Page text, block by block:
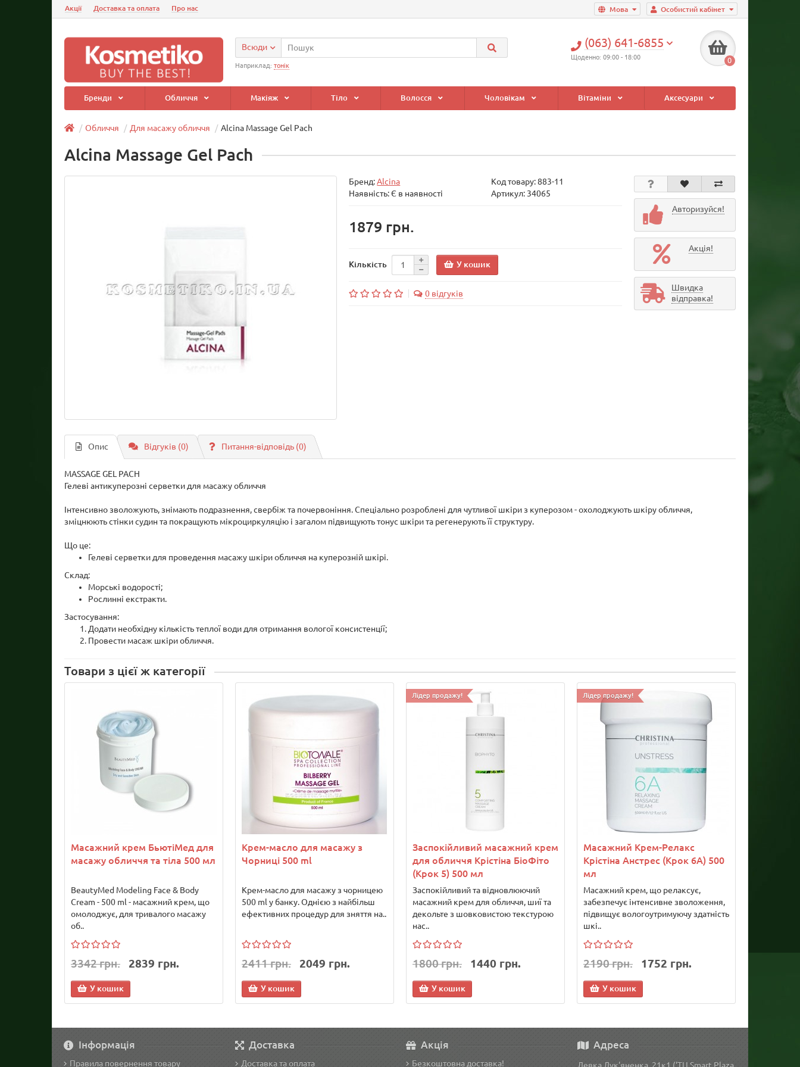
Особистий кабінет
Мова
Акції Доставка та оплата Про нас
(063) 641-6855
Щоденно: 09:00 - 18:00 0
Всюди
Наприклад: тонік
Бренди Обличчя Макіяж Тіло Волосся Чоловікам Вітаміни Аксесуари
Обличчя Для масажу обличчя Alcina Massage Gel Pach
Alcina Massage Gel Pach
Бренд:Alcina Код товару:883-11
Наявність: Є в наявності
Артикул: 34065
1879 грн.
Кількість У кошик
0 відгуків
Авторизуйся!
Акція!
Швидка
відправка!
Опис Відгуків (0) Питання-відповідь (0)
MASSAGE GEL PACH
Гелеві антикуперозні серветки для масажу обличчя
Інтенсивно зволожують, знімають подразнення, свербіж та почервоніння. Спеціально розроблені для чутливої шкіри з куперозом - охолоджують шкіру обличчя,
зміцнюють стінки судин та покращують мікроциркуляцію і загалом підвищують тонус шкіри та регенерують її структуру.
Що це:
Гелеві серветки для проведення масажу шкіри обличчя на куперозній шкірі.
Склад:
Морські водорості;
Рослинні екстракти.
Застосування:
Додати необхідну кількість теплої води для отримання вологої консистенції;
Провести масаж шкіри обличчя.
Товари з цієї ж категорії
Масажний крем БьютіМед для
масажу обличчя та тіла 500 мл
BeautyMed Modeling Face & Body
Cream - 500 ml - масажний крем, що
омолоджує, для тривалого масажу
об..
3342 грн. 2839 грн.
У кошик
Крем-масло для масажу з
Чорниці 500 ml
Крем-масло для масажу з чорницею
500 ml у банку. Однією з найбільш
ефективних процедур для зняття на..
2411 грн. 2049 грн.
У кошик
Лідер продажу!
Заспокійливий масажний крем
для обличчя Крістіна БіоФіто
(Крок 5) 500 мл
Заспокійливий та відновлюючий
масажний крем для обличчя, шиї та
декольте з шовковистою текстурою
нас..
1800 грн. 1440 грн.
У кошик
Лідер продажу!
Масажний Крем-Релакс
Крістіна Анстрес (Крок 6А) 500
мл
Масажний крем, що релаксує,
забезпечує інтенсивне зволоження,
підвищує вологоутримуючу здатність
шкі..
2190 грн. 1752 грн.
У кошик
Інформація
Правила повернення товару
Доставка
Доставка та оплата
Акція
Безкоштовна доставка!
Адреса